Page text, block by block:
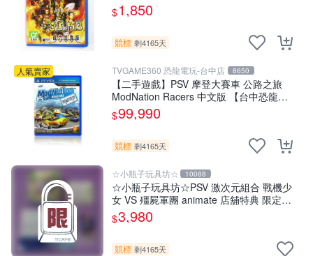
玩】
$1,850
競標 剩4165天
人氣賣家 TVGAME360 恐龍電玩-台中店 8650
【二手遊戲】PSV 摩登大賽車 公路之旅
ModNation Racers 中文版 【台中恐龍電
玩】
$99,990
競標 剩4165天
☆小瓶子玩具坊☆ 10088
☆小瓶子玩具坊☆PSV 激次元組合 戰機少
女 VS 殭屍軍團 animate 店舖特典 限定版
(日版)+特典--CD
$3,980
競標 剩4165天